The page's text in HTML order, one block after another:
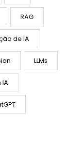
RAG
de IA
LLMs
IA